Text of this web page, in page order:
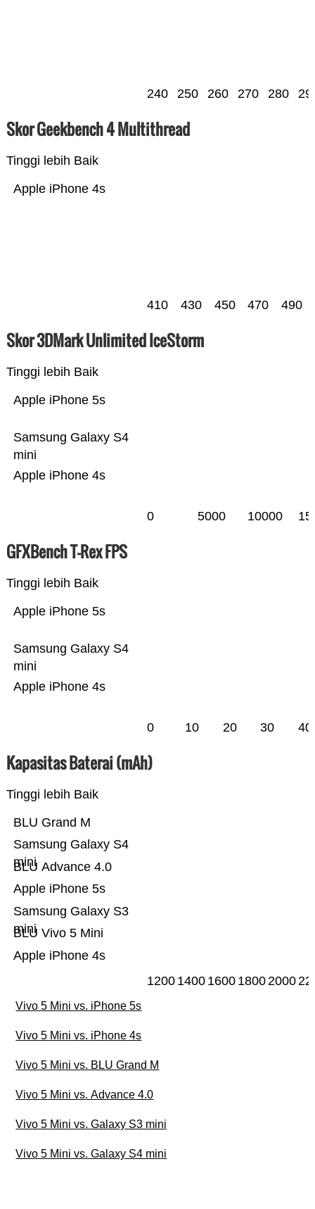
240 250 260 270 280
Skor Geekbench 4 Multithread
Tinggi lebih Baik
Apple iPhone 4s
410 430 450 470 490
Skor 3DMark Unlimited IceStorm
Tinggi lebih Baik
Apple iPhone 4s
Samsung Galaxy S4
mini
Apple iPhone 5s
0 5000 10000
GFXBench T-Rex FPS
Tinggi lebih Baik
Apple iPhone 4s
Samsung Galaxy S4
mini
Apple iPhone 5s
0 10 20 30 40
Kapasitas Baterai (mAh)
Tinggi lebih Baik
Apple iPhone 4s
BLU Vivo 5 Mini
Samsung Galaxy S3
mini
Apple iPhone 5s
BLU Advance 4.0
Samsung Galaxy S4
mini
BLU Grand M
1200 1400 1600 18002000
Vivo 5 Mini vs. iPhone 5s
Vivo 5 Mini vs. iPhone 4s
Vivo 5 Mini vs. BLU Grand M
Vivo 5 Mini vs. Advance 4.0
Vivo 5 Mini vs. Galaxy S3 mini
Vivo 5 Mini vs. Galaxy S4 mini